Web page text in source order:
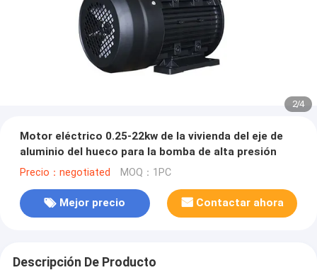
3/4
Motor eléctrico 0.25-22kw de la vivienda del eje de
aluminio del hueco para la bomba de alta presión
Precio：negotiated MOQ：1PC
Mejor precio Contactar ahora
Descripción De Producto